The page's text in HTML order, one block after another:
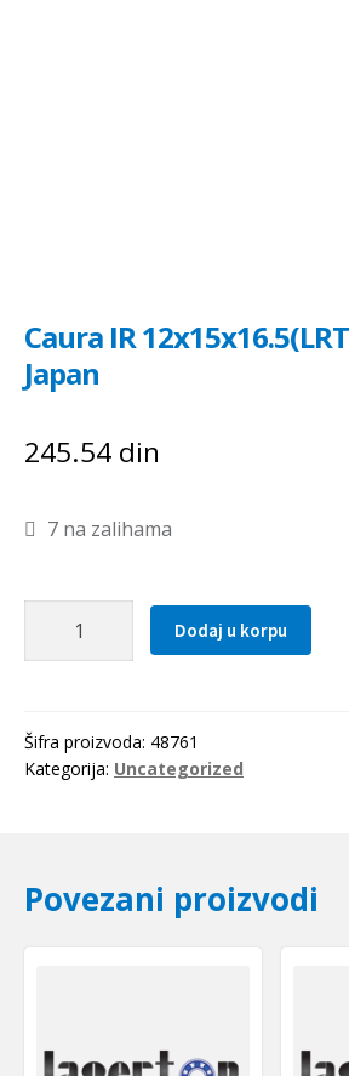
Caura IR
Japan
245.54 din
7 na zalihama
Japan
količina
Dodaj u korpu
Šifra proizvoda: 48761
Kategorija: Uncategorized
Povezani proizvodi